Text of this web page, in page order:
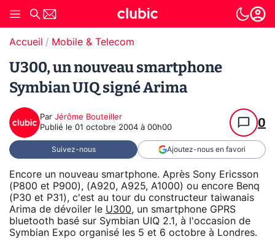
Accueil Mobile & Telecom
U300, un nouveau smartphone
Symbian UIQ signé Arima
Par Jérôme Bouteiller
Publié le 01 octobre 2004 à 00h00 0
Suivez-nous Ajoutez-nous en favori
Encore un nouveau smartphone. Après Sony Ericsson
(P800 et P900), (A920, A925, A1000) ou encore Benq
(P30 et P31), c'est au tour du constructeur taiwanais
Arima de dévoiler le U300, un smartphone GPRS
bluetooth basé sur Symbian UIQ 2.1, à l'occasion de
Symbian Expo organisé les 5 et 6 octobre à Londres.